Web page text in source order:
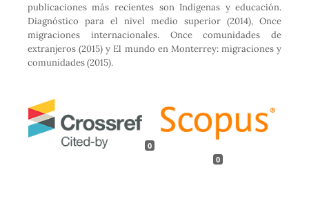
publicaciones más recientes son Indígenas y educación.
Diagnóstico para el nivel medio superior (2014), Once
migraciones internacionales. Once comunidades de
extranjeros (2015) y El mundo en Monterrey: migraciones y
comunidades (2015).
0
0